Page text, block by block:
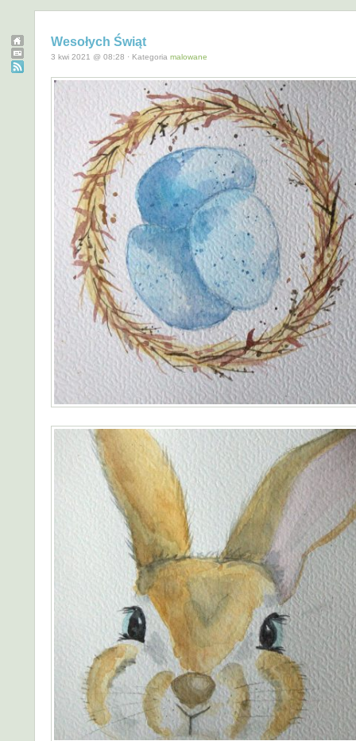
Wesołych Świąt
3 kwi 2021 @ 08:28 · Kategoria malowane